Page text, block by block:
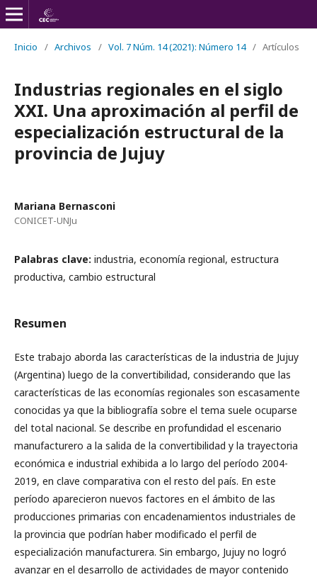
Inicio / Archivos / Vol. 7 Núm. 14 (2021): Número 14 / Artículos
Industrias regionales en el siglo
XXI. Una aproximación al perfil de
especialización estructural de la
provincia de Jujuy
Mariana Bernasconi
CONICET-UNJu
Palabras clave: industria, economía regional, estructura
productiva, cambio estructural
Resumen
Este trabajo aborda las características de la industria de Jujuy
(Argentina) luego de la convertibilidad, considerando que las
características de las economías regionales son escasamente
conocidas ya que la bibliografía sobre el tema suele ocuparse
del total nacional. Se describe en profundidad el escenario
manufacturero a la salida de la convertibilidad y la trayectoria
económica e industrial exhibida a lo largo del período 2004-
2019, en clave comparativa con el resto del país. En este
período aparecieron nuevos factores en el ámbito de las
producciones primarias con encadenamientos industriales de
la provincia que podrían haber modificado el perfil de
especialización manufacturera. Sin embargo, Jujuy no logró
avanzar en el desarrollo de actividades de mayor contenido